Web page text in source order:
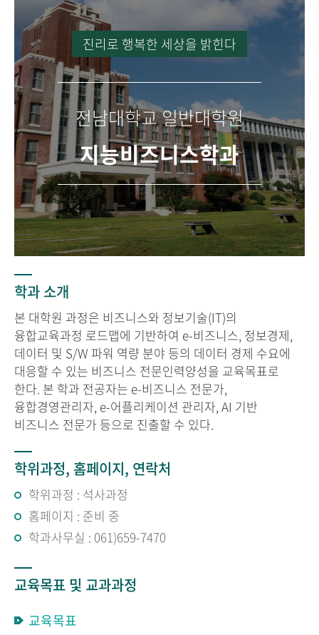
진리로 행복한 세상을 밝힌다
전남대학교 일반대학원
지능비즈니스학과
학과 소개
본 대학원 과정은 비즈니스와 정보기술(IT)의
융합교육과정 로드맵에 기반하여 e-비즈니스, 정보경제,
데이터 및 S/W 파워 역량 분야 등의 데이터 경제 수요에
대응할 수 있는 비즈니스 전문인력양성을 교육목표로
한다. 본 학과 전공자는 e-비즈니스 전문가,
융합경영관리자, e-어플리케이션 관리자, AI 기반
비즈니스 전문가 등으로 진출할 수 있다.
학위과정, 홈페이지, 연락처
학위과정 : 석사과정
홈페이지 : 준비 중
학과사무실 : 061)659-7470
교육목표 및 교과과정
교육목표